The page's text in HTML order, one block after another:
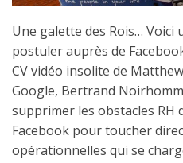
Une galette des Rois…
postuler auprès de
CV vidéo insolite de
Google, Bertrand
supprimer les obstacles RH
Facebook pour toucher
opérationnelles qui se